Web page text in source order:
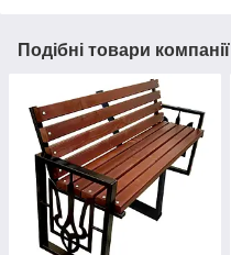
Подібні товари компанії